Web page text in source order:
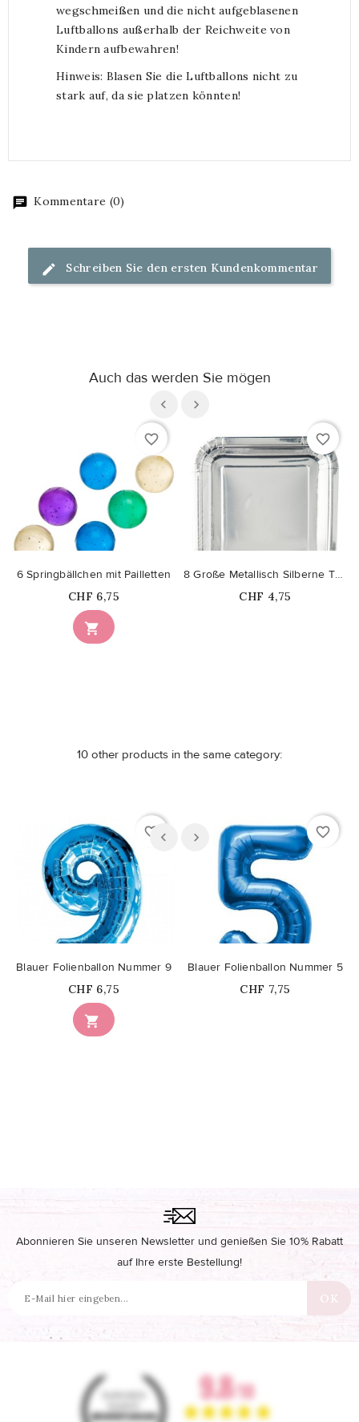
wegschmeißen und die nicht aufgeblasenen
Luftballons außerhalb der Reichweite von
Kindern aufbewahren!
Hinweis: Blasen Sie die Luftballons nicht zu
stark auf, da sie platzen könnten!
Kommentare (0)
Schreiben Sie den ersten Kundenkommentar
Auch das werden Sie mögen
favorite_border

6 Springbällchen mit Pailletten
Price
CHF 6,75
favorite_border
8 Große Metallisch Silberne Teller
Price
CHF 4,75
10 other products in the same category:
favorite_border

Blauer Folienballon Nummer 9
Price
CHF 6,75
favorite_border
Blauer Folienballon Nummer 5
Price
CHF 7,75
Abonnieren Sie unseren Newsletter und genießen Sie 10% Rabatt
auf Ihre erste Bestellung!